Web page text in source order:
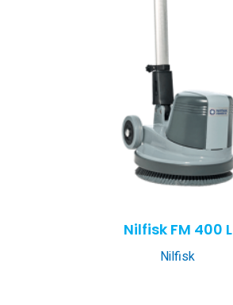
Nilfisk FM 400 L
Nilfisk